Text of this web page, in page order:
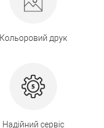
Кольоровий друк
Надійний сервіс